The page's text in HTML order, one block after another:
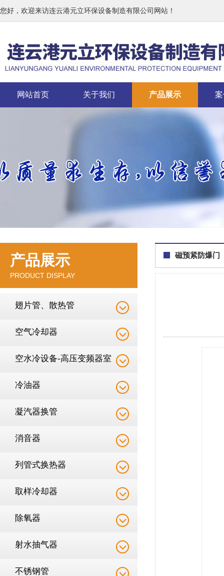
您好，欢迎来访连云港元立环保设备制造有限公司网站！
网站首页 关于我们 产品展示
产品展示
PRODUCT DISPLAY
翅片管、散热管
空气冷却器
空水冷设备-高压变频器室
降温冷油器
凝汽器换管
消音器
列管式换热器
取样冷却器
除氧器
射水抽气器
不锈钢管
磁预紧防爆门